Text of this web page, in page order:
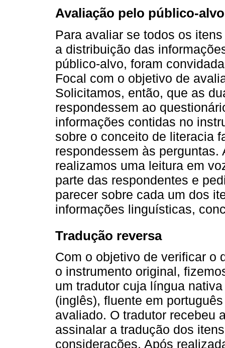
Avaliação pelo público-alvo
Para avaliar se todos os
a distribuição das
público-alvo, foram
Focal com o objetivo de
Solicitamos, então, que as
respondessem ao
informações contidas no
sobre o conceito de literacia
respondessem às
realizamos uma leitura em
parte das respondentes e
parecer sobre cada um dos
informações linguísticas,
Tradução reversa
Com o objetivo de verificar o
o instrumento original,
um tradutor cuja língua
(inglês), fluente em
avaliado. O tradutor recebeu
assinalar a tradução dos
considerações. Após